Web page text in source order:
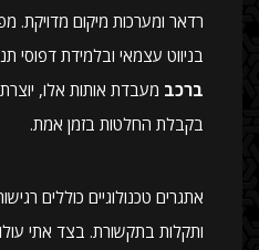
בניווט עצמאי ובלמידת דפוסי
ברכב מעבדת אותות אלו, יוצרת
בקבלת החלטות בזמן אמת.
אתגרים טכנולוגיים כוללים
ותקלות בתקשורת. בצד אתי